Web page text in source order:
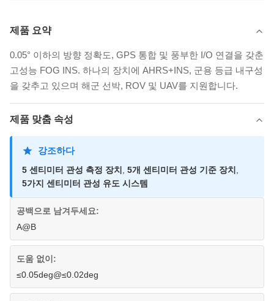
제품 요약
0.05° 이하의 방향 정확도, GPS 통합 및 풍부한 I/O 연결을 갖춘
고성능 FOG INS. 하나의 장치에 AHRS+INS, 군용 등급 내구성
을 갖추고 있으며 해군 선박, ROV 및 UAV를 지원합니다.
제품 맞춤 속성
강조하다
5 센티미터 관성 측정 장치 5개 센티미터 관성 기준 장치
5가지 센티미터 관성 유도 시스템
공백으로 남겨두세요:
A@B
도움 없이:
≤0.05deg@≤0.02deg